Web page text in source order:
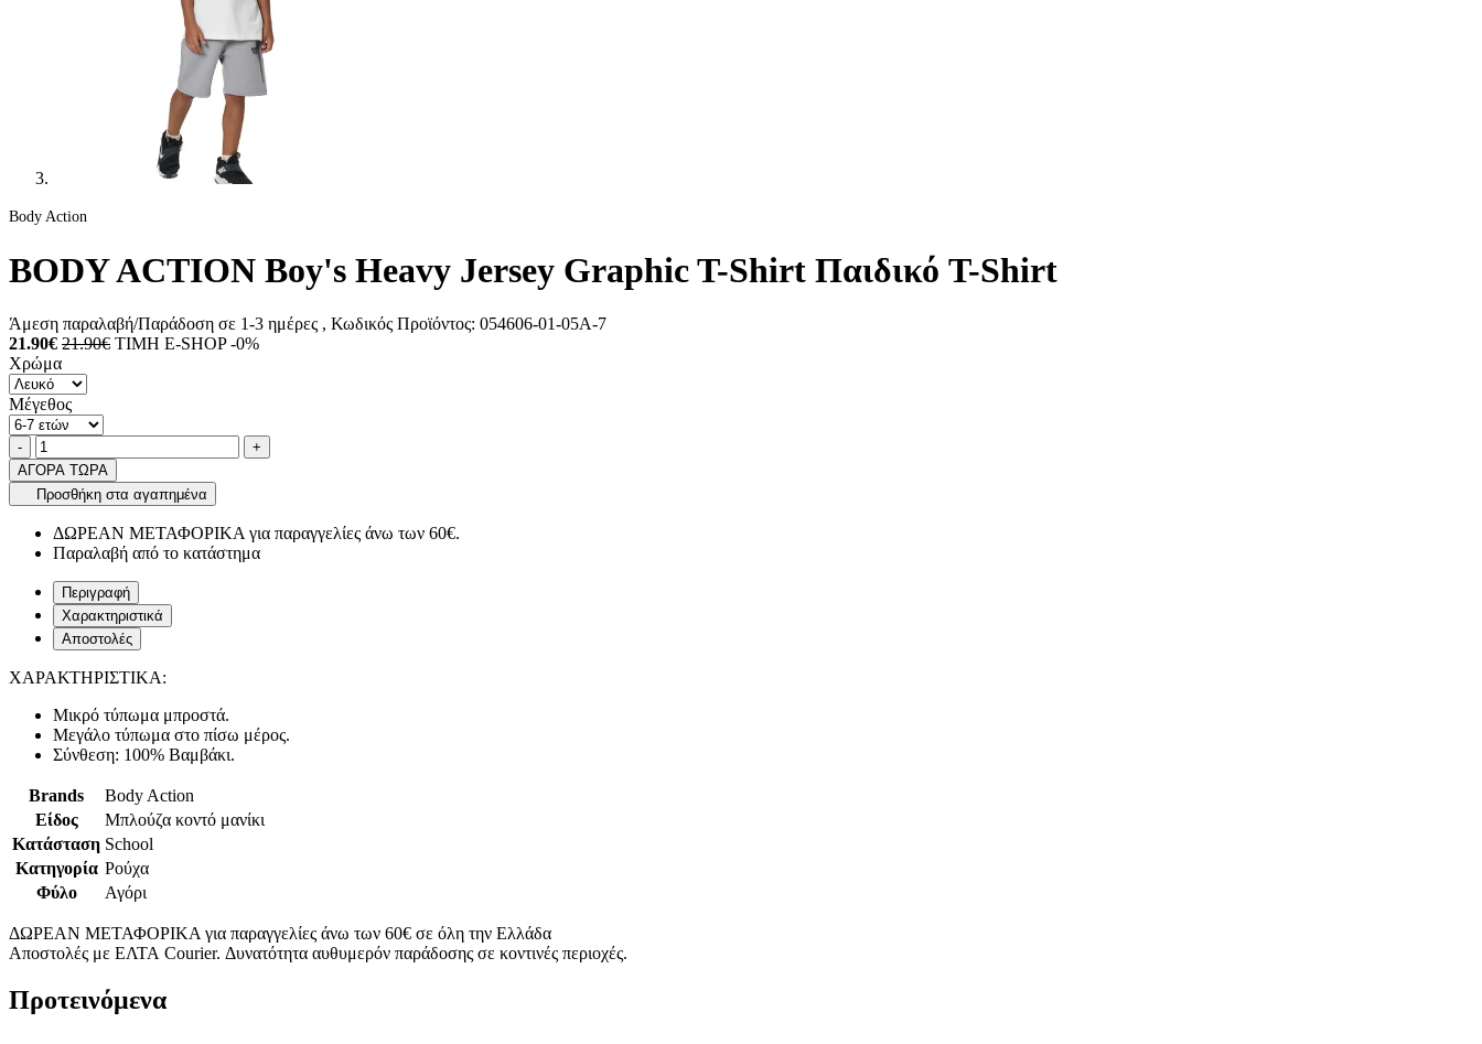
Body Action
BODY ACTION Boy's Heavy Jersey Graphic T-Shirt Παιδικό T-Shirt
Άμεση παραλαβή/Παράδοση σε 1-3 ημέρες , Κωδικός Προϊόντος: 054606-01-05A-7
21.90€ 21.90€ ΤΙΜΗ E-SHOP -0%
Χρώμα
Μέγεθος
Ποσότητα
-product.increase.quantity +
ΑΓΟΡΑ ΤΩΡΑ
Προσθήκη στα αγαπημένα
ΔΩΡΕΑΝ ΜΕΤΑΦΟΡΙΚΑ για παραγγελίες άνω των 60€.
Παραλαβή από το κατάστημα
Περιγραφή
Χαρακτηριστικά
Αποστολές
ΧΑΡΑΚΤΗΡΙΣΤΙΚΑ:
Μικρό τύπωμα μπροστά.
Μεγάλο τύπωμα στο πίσω μέρος.
Σύνθεση: 100% Βαμβάκι.
Brands
Body Action
Είδος
Μπλούζα κοντό μανίκι
Κατάσταση School
Κατηγορία Ρούχα
Φύλο
Αγόρι
ΔΩΡΕΑΝ ΜΕΤΑΦΟΡΙΚΑ για παραγγελίες άνω των 60€ σε όλη την Ελλάδα
Αποστολές με ΕΛΤΑ Courier. Δυνατότητα αυθυμερόν παράδοσης σε κοντινές περιοχές.
Προτεινόμενα